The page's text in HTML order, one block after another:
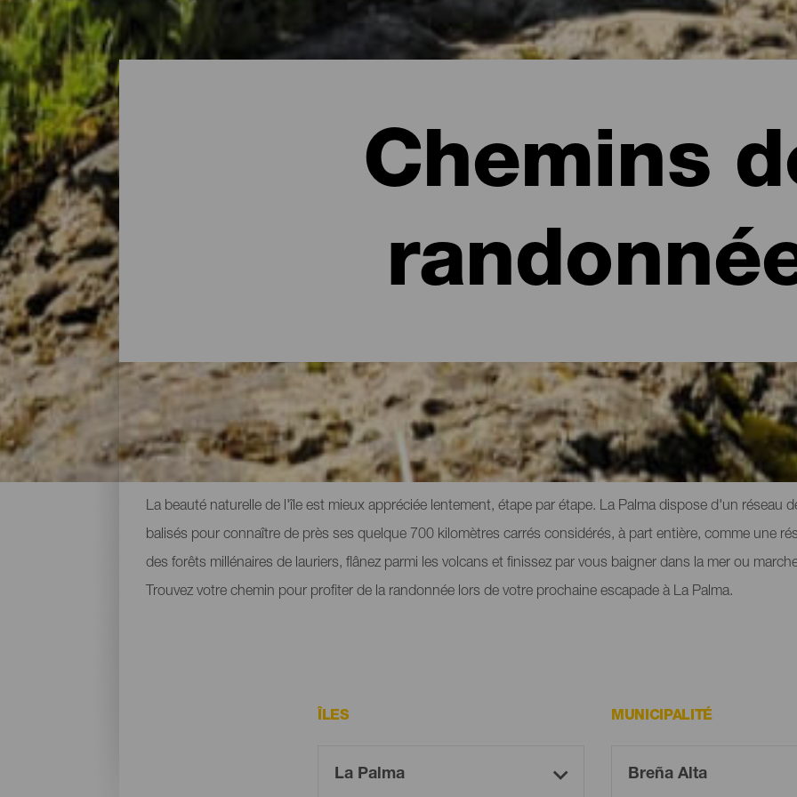
Chemins
Les principaux itinéraires et sentiers de La Palma
La beauté naturelle de l'île est mieux appréciée lentement, étape par étape. La Palma dispose d'un réseau
balisés pour connaître de près ses quelque 700 kilomètres carrés considérés, à part entière, comme une
des forêts millénaires de lauriers, flânez parmi les volcans et finissez par vous baigner dans la mer ou
Trouvez votre chemin pour profiter de la randonnée lors de votre prochaine escapade à La Palma.
ÎLES MUNICIPALITÉ